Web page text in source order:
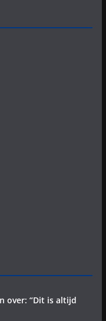
over: “Dit is altijd